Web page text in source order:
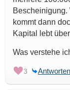
kommt dann
Kapital lebt
Was verstehe
3 Antworten